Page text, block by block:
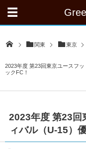
関東 東京
2023年度 第23回東京ユースフ
ックFC！
2023年度 第23回
ィバル（U-15）